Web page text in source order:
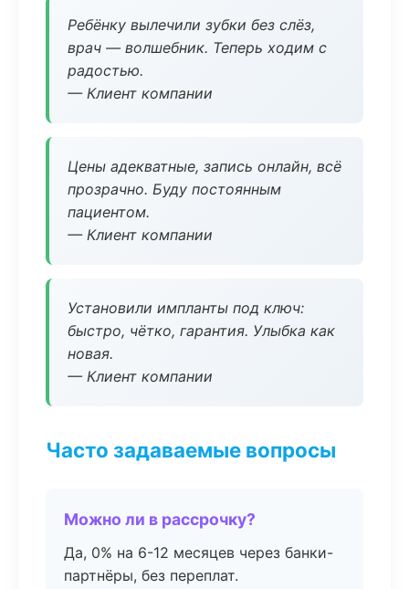
Ребёнку вылечили зубки без слёз,
врач — волшебник. Теперь ходим с
радостью.
— Клиент компании
Цены адекватные, запись онлайн, всё
прозрачно. Буду постоянным
пациентом.
— Клиент компании
Установили импланты под ключ:
быстро, чётко, гарантия. Улыбка как
новая.
— Клиент компании
Часто задаваемые вопросы
Можно ли в рассрочку?
Да, 0% на 6-12 месяцев через банки-
партнёры, без переплат.